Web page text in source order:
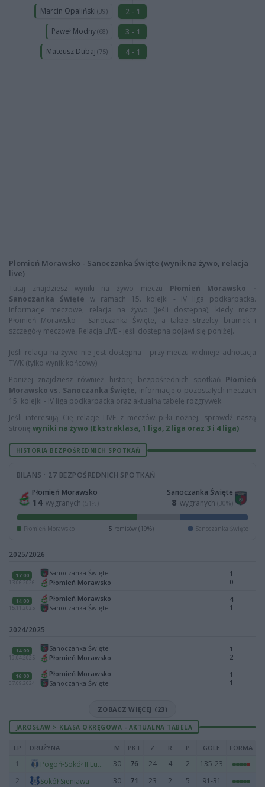
Marcin Opaliński (39)
2 - 1
Paweł Modny(68)
3 - 1
Mateusz Dubaj (75) 4 - 1
Płomień Morawsko - Sanoczanka Święte (wynik na żywo, relacja
live)
Tutaj znajdziesz wyniki na żywo meczu Płomień Morawsko -
Sanoczanka Święte w ramach 15. kolejki - IV liga podkarpacka.
Informacje meczowe, relacja na żywo (jeśli dostępna), kiedy mecz
Płomień Morawsko - Sanoczanka Święte, a także strzelcy bramek i
szczegóły meczowe. Relacja LIVE - jeśli dostępna pojawi się poniżej.
Jeśli relacja na żywo nie jest dostępna - przy meczu widnieje adnotacja
TWK (tylko wynik końcowy)
Poniżej znajdziesz również historę bezpośrednich spotkań Płomień
Morawsko vs. Sanoczanka Święte, informacje o pozostałych meczach
15. kolejki - IV liga podkarpacka oraz aktualną tabelę rozgrywek.
Jeśli interesują Cię relacje LIVE z meczów piłki nożnej, sprawdź naszą
stronę wyniki na żywo (Ekstraklasa, 1 liga, 2 liga oraz 3 i 4 liga).
HISTORIA BEZPOŚREDNICH SPOTKAŃ
BILANS · 27 BEZPOŚREDNICH SPOTKAŃ
Płomień Morawsko
14 wygranych (51%)
Sanoczanka Święte
8 wygranych (30%)
Płomień Morawsko 5 remisów (19%) Sanoczanka Święte
2025/2026
17:00
13.06.2026
Sanoczanka Święte
Płomień Morawsko
1
0
14:00
15.11.2025
Płomień Morawsko
Sanoczanka Święte
4
1
2024/2025
14:00
19.04.2025
Sanoczanka Święte
Płomień Morawsko
1
2
16:00
07.09.2024
Płomień Morawsko
Sanoczanka Święte
1
1
ZOBACZ WIĘCEJ (23)
JAROSŁAW > KLASA OKRĘGOWA - AKTUALNA TABELA
LP DRUŻYNA M PKT Z R P GOLE FORMA
1 Pogoń-Sokół II Lubaczów 30 76 24 4 2
135-23
2
Sokół Sieniawa 30 71 23 2 5
91-31